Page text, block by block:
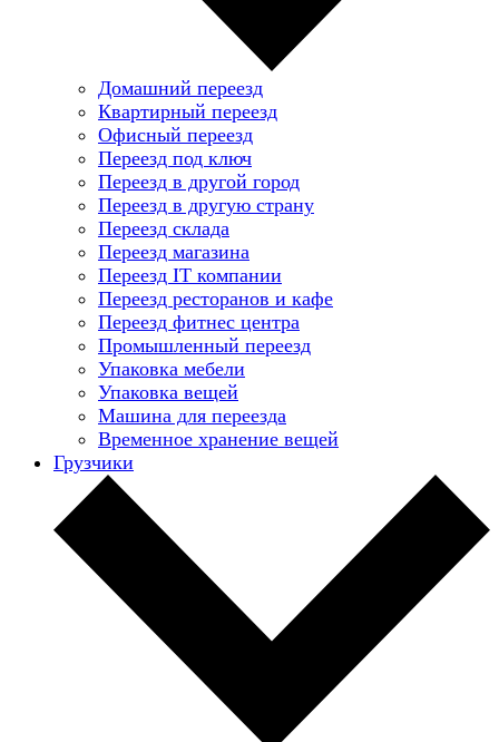
Домашний переезд
Квартирный переезд
Офисный переезд
Переезд под ключ
Переезд в другой город
Переезд в другую страну
Переезд склада
Переезд магазина
Переезд IT компании
Переезд ресторанов и кафе
Переезд фитнес центра
Промышленный переезд
Упаковка мебели
Упаковка вещей
Машина для переезда
Временное хранение вещей
Грузчики